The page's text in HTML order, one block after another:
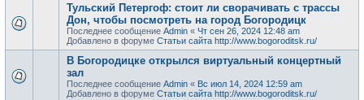
Тульский Петергоф: стоит ли сворачивать с трассы
Дон, чтобы посмотреть на город Богородицк
Последнее сообщение Admin « Чт сен 26, 2024 12:48 am
Добавлено в форуме Статьи сайта http://www.bogoroditsk.ru/
В Богородицке открылся виртуальный концертный
зал
Последнее сообщение Admin « Вс июл 14, 2024 12:59 am
Добавлено в форуме Статьи сайта http://www.bogoroditsk.ru/